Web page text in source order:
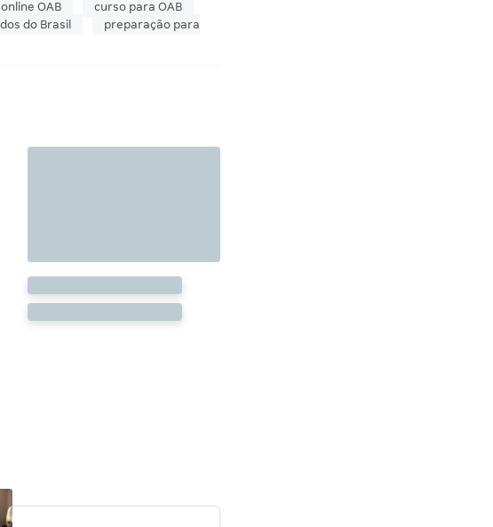
OAB
curso para OAB
do Brasil
preparação para